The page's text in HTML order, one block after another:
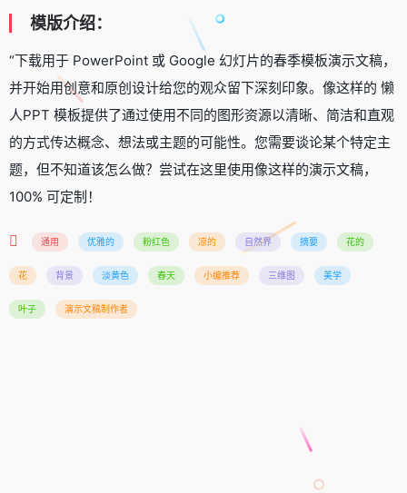
模版介绍：
“下载用于 PowerPoint 或 Google 幻灯片的春季模板演示文稿，
并开始用创意和原创设计给您的观众留下深刻印象。像这样的 懒
人PPT 模板提供了通过使用不同的图形资源以清晰、简洁和直观
的方式传达概念、想法或主题的可能性。您需要谈论某个特定主
题，但不知道该怎么做？尝试在这里使用像这样的演示文稿，
100% 可定制！
通用 优雅的 粉红色 凉的 自然界 摘要 花的
花 背景 淡黄色 春天 小编推荐 三维图 美学
叶子 演示文稿制作者